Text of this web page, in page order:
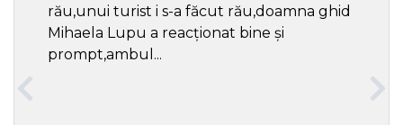
rău,unui turist i s-a făcut rău,doamna ghid
Mihaela Lupu a reacționat bine și
prompt,ambul...